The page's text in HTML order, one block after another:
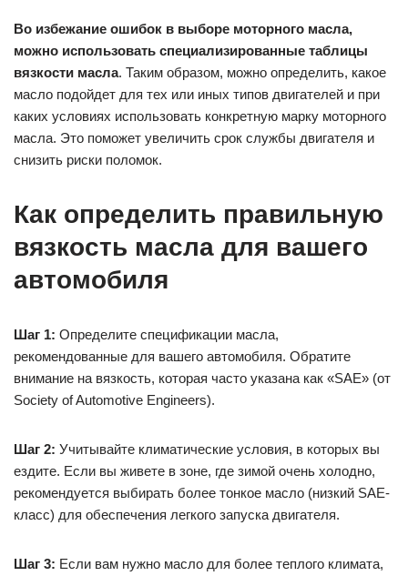
Во избежание ошибок в выборе моторного масла,
можно использовать специализированные таблицы
вязкости масла. Таким образом, можно определить, какое
масло подойдет для тех или иных типов двигателей и при
каких условиях использовать конкретную марку моторного
масла. Это поможет увеличить срок службы двигателя и
снизить риски поломок.
Как определить правильную
вязкость масла для вашего
автомобиля
Шаг 1: Определите спецификации масла,
рекомендованные для вашего автомобиля. Обратите
внимание на вязкость, которая часто указана как «SAE» (от
Society of Automotive Engineers).
Шаг 2: Учитывайте климатические условия, в которых вы
ездите. Если вы живете в зоне, где зимой очень холодно,
рекомендуется выбирать более тонкое масло (низкий SAE-
класс) для обеспечения легкого запуска двигателя.
Шаг 3: Если вам нужно масло для более теплого климата,